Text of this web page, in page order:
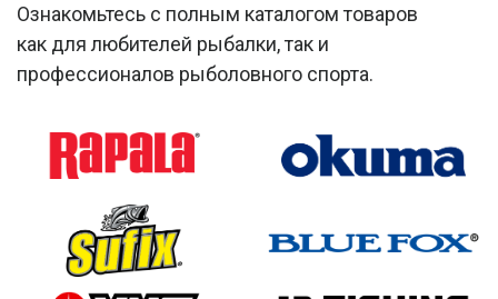
Ознакомьтесь с полным каталогом товаров
как для любителей рыбалки, так и
профессионалов рыболовного спорта.